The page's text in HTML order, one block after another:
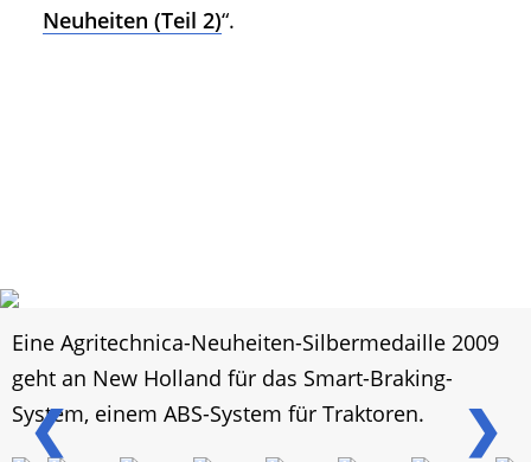
Neuheiten (Teil 2)“.
❮ ❯
Eine Agritechnica-Neuheiten-Silbermedaille 2009
geht an New Holland für das Smart-Braking-
System, einem ABS-System für Traktoren.